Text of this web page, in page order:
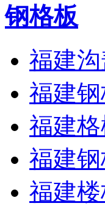
钢格板
福建沟
福建
福建格
福建钢
福建